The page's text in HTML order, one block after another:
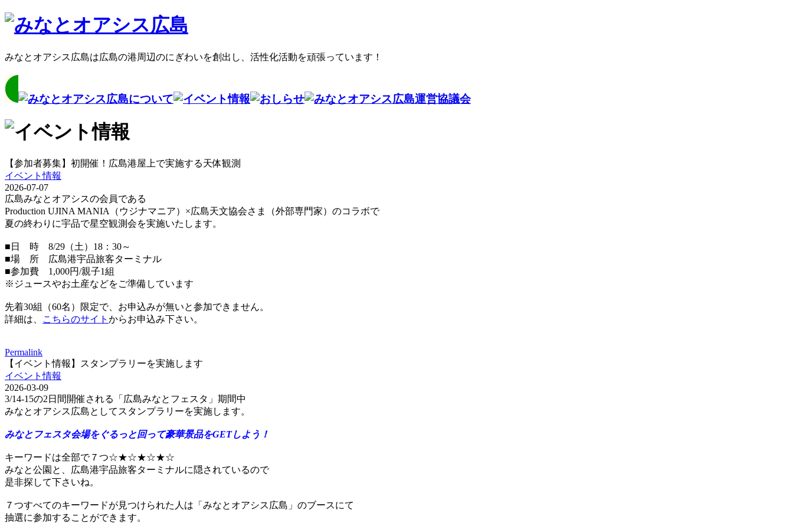
みなとオアシス広島は広島の港周辺のにぎわいを創出し、活性化活動を頑張っています！
【参加者募集】初開催！広島港屋上で実施する天体観測
イベント情報
2026-07-07
広島みなとオアシスの会員である
Production UJINA MANIA（ウジナマニア）×広島天文協会さま（外部専門家）のコラボで
夏の終わりに宇品で星空観測会を実施いたします。
■日 時 8/29（土）18：30～
■場 所 広島港宇品旅客ターミナル
■参加費 1,000円/親子1組
※ジュースやお土産などをご準備しています
先着30組（60名）限定で、お申込みが無いと参加できません。
詳細は、
こちらのサイト からお申込み下さい。
Permalink
【イベント情報】スタンプラリーを実施します
イベント情報
2026-03-09
3/14-15の2日間開催される「広島みなとフェスタ」期間中
みなとオアシス広島としてスタンプラリーを実施します。
みなとフェスタ会場をぐるっと回って豪華景品をGETしよう！
キーワードは全部で７つ☆★☆★☆★☆
みなと公園と、広島港宇品旅客ターミナルに隠されているので
是非探して下さいね。
７つすべてのキーワードが見つけられた人は「みなとオアシス広島」のブースにて
抽選に参加することができます。